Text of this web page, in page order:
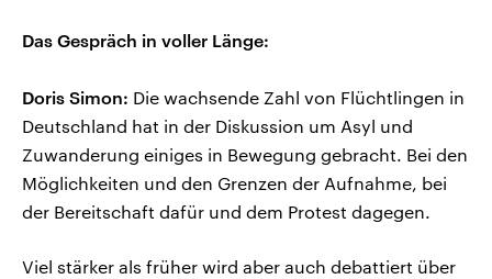
Das Gespräch in voller Länge:
Doris Simon: Die wachsende Zahl von Flüchtlingen in
Deutschland hat in der Diskussion um Asyl und
Zuwanderung einiges in Bewegung gebracht. Bei den
Möglichkeiten und den Grenzen der Aufnahme, bei
der Bereitschaft dafür und dem Protest dagegen.
Viel stärker als früher wird aber auch debattiert über